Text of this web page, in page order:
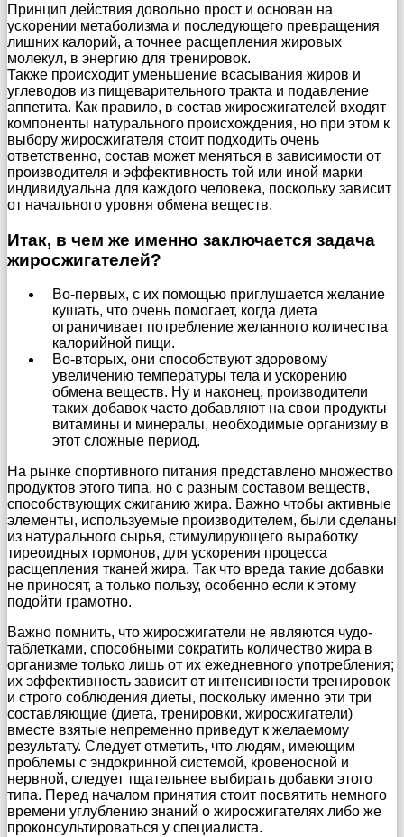
Принцип действия довольно прост и основан на
ускорении метаболизма и последующего превращения
лишних калорий, а точнее расщепления жировых
молекул, в энергию для тренировок.
Также происходит уменьшение всасывания жиров и
углеводов из пищеварительного тракта и подавление
аппетита. Как правило, в состав жиросжигателей входят
компоненты натурального происхождения, но при этом к
выбору жиросжигателя стоит подходить очень
ответственно, состав может меняться в зависимости от
производителя и эффективность той или иной марки
индивидуальна для каждого человека, поскольку зависит
от начального уровня обмена веществ.
Итак, в чем же именно заключается задача
жиросжигателей?
Во-первых, с их помощью приглушается желание
кушать, что очень помогает, когда диета
ограничивает потребление желанного количества
калорийной пищи.
Во-вторых, они способствуют здоровому
увеличению температуры тела и ускорению
обмена веществ. Ну и наконец, производители
таких добавок часто добавляют на свои продукты
витамины и минералы, необходимые организму в
этот сложные период.
На рынке спортивного питания представлено множество
продуктов этого типа, но с разным составом веществ,
способствующих сжиганию жира. Важно чтобы активные
элементы, используемые производителем, были сделаны
из натурального сырья, стимулирующего выработку
тиреоидных гормонов, для ускорения процесса
расщепления тканей жира. Так что вреда такие добавки
не приносят, а только пользу, особенно если к этому
подойти грамотно.
Важно помнить, что жиросжигатели не являются чудо-
таблетками, способными сократить количество жира в
организме только лишь от их ежедневного употребления;
их эффективность зависит от интенсивности тренировок
и строго соблюдения диеты, поскольку именно эти три
составляющие (диета, тренировки, жиросжигатели)
вместе взятые непременно приведут к желаемому
результату. Следует отметить, что людям, имеющим
проблемы с эндокринной системой, кровеносной и
нервной, следует тщательнее выбирать добавки этого
типа. Перед началом принятия стоит посвятить немного
времени углублению знаний о жиросжигателях либо же
проконсультироваться у специалиста.